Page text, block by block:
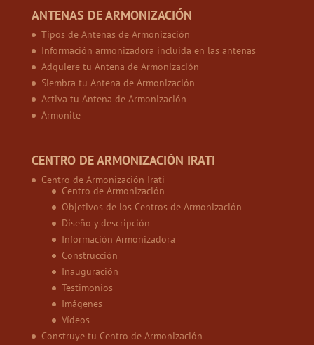
ANTENAS DE ARMONIZACIÓN
Tipos de Antenas de Armonización
Información armonizadora incluida en las antenas
Adquiere tu Antena de Armonización
Siembra tu Antena de Armonización
Activa tu Antena de Armonización
Armonite
CENTRO DE ARMONIZACIÓN IRATI
Centro de Armonización Irati
Centro de Armonización
Objetivos de los Centros de Armonización
Diseño y descripción
Información Armonizadora
Construcción
Inauguración
Testimonios
Imágenes
Vídeos
Construye tu Centro de Armonización